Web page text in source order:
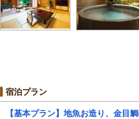
宿泊プラン
【基本プラン】地魚お造り、金目